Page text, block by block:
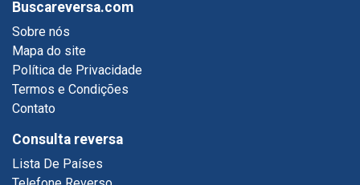
Buscareversa.com
Sobre nós
Mapa do site
Política de Privacidade
Termos e Condições
Contato
Consulta reversa
Lista De Países